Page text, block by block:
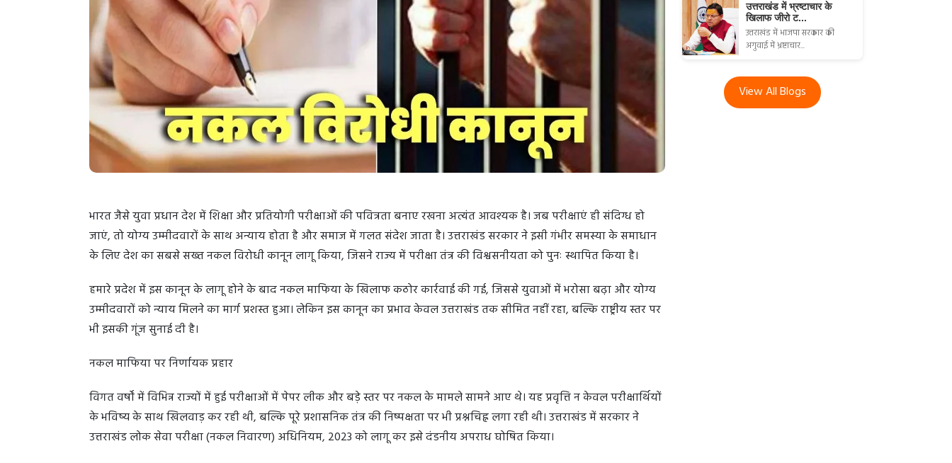
भारत जैसे युवा प्रधान देश में शिक्षा और प्रतियोगी परीक्षाओं की पवित्रता बनाए रखना अत्यंत आवश्यक है। जब परीक्षाएं ही संदिग्ध हो
जाएं, तो योग्य उम्मीदवारों के साथ अन्याय होता है और समाज में गलत संदेश जाता है। उत्तराखंड सरकार ने इसी गंभीर समस्या के समाधान
के लिए देश का सबसे सख्त नकल विरोधी कानून लागू किया, जिसने राज्य में परीक्षा तंत्र की विश्वसनीयता को पुनः स्थापित किया है।
हमारे प्रदेश में इस कानून के लागू होने के बाद नकल माफिया के खिलाफ कठोर कार्रवाई की गई, जिससे युवाओं में भरोसा बढ़ा और योग्य
उम्मीदवारों को न्याय मिलने का मार्ग प्रशस्त हुआ। लेकिन इस कानून का प्रभाव केवल उत्तराखंड तक सीमित नहीं रहा, बल्कि राष्ट्रीय स्तर पर
भी इसकी गूंज सुनाई दी है।
नकल माफिया पर निर्णायक प्रहार
विगत वर्षों में विभिन्न राज्यों में हुई परीक्षाओं में पेपर लीक और बड़े स्तर पर नकल के मामले सामने आए थे। यह प्रवृत्ति न केवल परीक्षार्थियों
के भविष्य के साथ खिलवाड़ कर रही थी, बल्कि पूरे प्रशासनिक तंत्र की निष्पक्षता पर भी प्रश्नचिह्न लगा रही थी। उत्तराखंड में सरकार ने
उत्तराखंड लोक सेवा परीक्षा (नकल निवारण) अधिनियम, 2023 को लागू कर इसे दंडनीय अपराध घोषित किया।
उत्तराखंड में भ्रष्टाचार के
खिलाफ जीरो ट...
उत्तराखंड में भाजपा सरकार की
अगुवाई में भ्रष्टाचार...
View All Blogs